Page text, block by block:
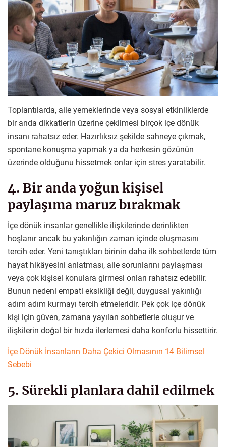
Toplantılarda, aile yemeklerinde veya sosyal etkinliklerde
bir anda dikkatlerin üzerine çekilmesi birçok içe dönük
insanı rahatsız eder. Hazırlıksız şekilde sahneye çıkmak,
spontane konuşma yapmak ya da herkesin gözünün
üzerinde olduğunu hissetmek onlar için stres yaratabilir.
4. Bir anda yoğun kişisel
paylaşıma maruz bırakmak
İçe dönük insanlar genellikle ilişkilerinde derinlikten
hoşlanır ancak bu yakınlığın zaman içinde oluşmasını
tercih eder. Yeni tanıştıkları birinin daha ilk sohbetlerde tüm
hayat hikâyesini anlatması, aile sorunlarını paylaşması
veya çok kişisel konulara girmesi onları rahatsız edebilir.
Bunun nedeni empati eksikliği değil, duygusal yakınlığı
adım adım kurmayı tercih etmeleridir. Pek çok içe dönük
kişi için güven, zamana yayılan sohbetlerle oluşur ve
ilişkilerin doğal bir hızda ilerlemesi daha konforlu hissettirir.
İçe Dönük İnsanların Daha Çekici Olmasının 14 Bilimsel
Sebebi
5. Sürekli planlara dahil edilmek